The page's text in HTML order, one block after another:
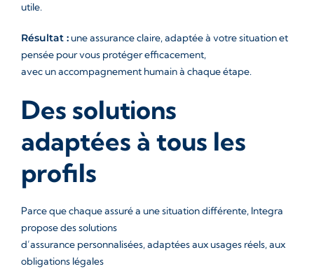
utile.
Résultat : une assurance claire, adaptée à votre situation et
pensée pour vous protéger efficacement,
avec un accompagnement humain à chaque étape.
Des solutions
adaptées à tous les
profils
Parce que chaque assuré a une situation différente, Integra
propose des solutions
d’assurance personnalisées, adaptées aux usages réels, aux
obligations légales